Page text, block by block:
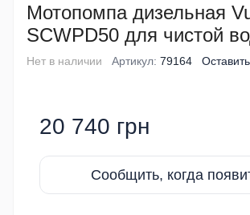
Мотопомпа дизельная
SCWPD50 для чистой
Нет в наличии Артикул: 79164
20 740 грн
Сообщить, когда